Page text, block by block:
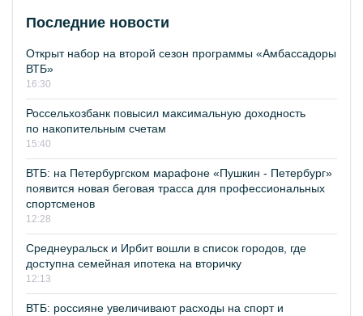
Последние новости
Открыт набор на второй сезон программы «Амбассадоры
ВТБ»
16:30
Россельхозбанк повысил максимальную доходность
по накопительным счетам
15:40
ВТБ: на Петербургском марафоне «Пушкин - Петербург»
появится новая беговая трасса для профессиональных
спортсменов
12:28
Среднеуральск и Ирбит вошли в список городов, где
доступна семейная ипотека на вторичку
12:13
ВТБ: россияне увеличивают расходы на спорт и